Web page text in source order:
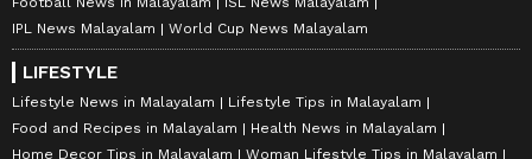
IPL News Malayalam
World Cup News Malayalam
LIFESTYLE
Lifestyle News in Malayalam
Lifestyle Tips in Malayalam
Food and Recipes in Malayalam
Health News in Malayalam
Home Decor Tips in Malayalam
Woman Lifestyle Tips in Malayalam